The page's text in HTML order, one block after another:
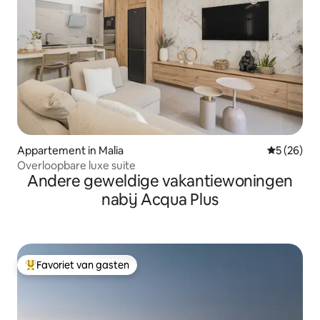
Appartement in Malia
5 (26)
Overloopbare luxe suite
Andere geweldige vakantiewoningen
nabij Acqua Plus
Topfavoriet van gasten
Favoriet van gasten